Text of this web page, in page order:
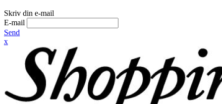
Skriv din e-mail
E-mail
Send
x